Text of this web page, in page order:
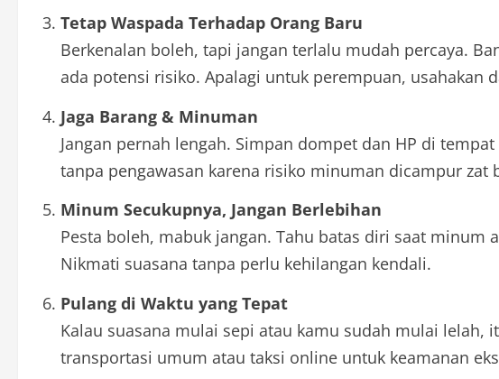
Tetap Waspada Terhadap Orang Baru
Berkenalan boleh, tapi jangan terlalu mudah percaya.
ada potensi risiko. Apalagi untuk perempuan, usahakan
Jaga Barang & Minuman
Jangan pernah lengah. Simpan dompet dan HP di
tanpa pengawasan karena risiko minuman dicampur zat
Minum Secukupnya, Jangan Berlebihan
Pesta boleh, mabuk jangan. Tahu batas diri saat minum
Nikmati suasana tanpa perlu kehilangan kendali.
Pulang di Waktu yang Tepat
Kalau suasana mulai sepi atau kamu sudah mulai lelah,
transportasi umum atau taksi online untuk keamanan